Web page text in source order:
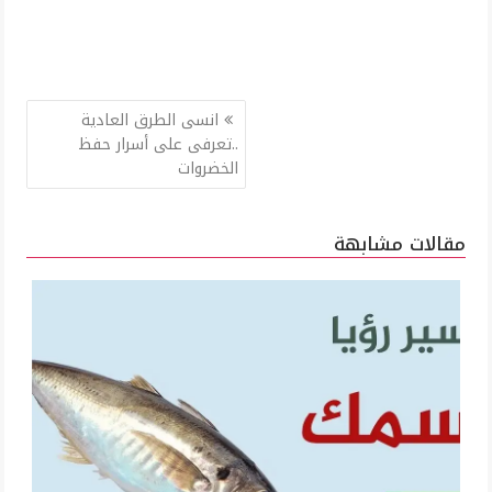
انسى الطرق العادية
..تعرفى على أسرار حفظ
الخضروات
مقالات مشابهة